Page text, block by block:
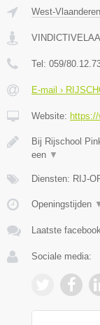
West-Vlaanderen
Tel: 059/
E-mail ›
Website:
Bij Rijschool
een ▼
Diensten: RIJ-
Openingstijden
Laatste
Sociale media: